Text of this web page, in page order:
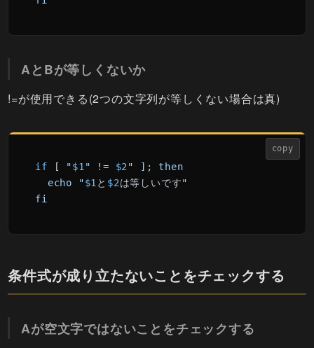
AとBが等しくないか
!=が使用できる(2つの文字列が等しくない場合は真)
copy
if [ "$1 " != $2 " ]; then
  echo "
$1 と $2は等しいです"
fi
条件式が成り立たないことをチェックする
Aが空文字ではないことをチェックする